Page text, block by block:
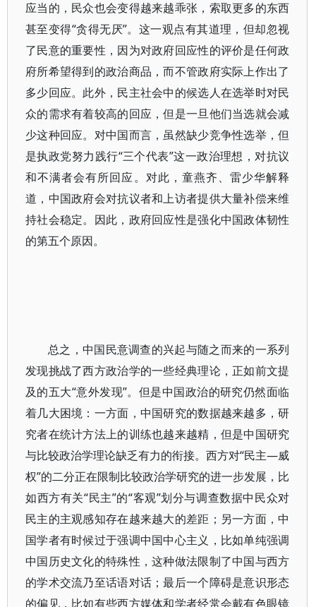
应当的，民众也会变得越来越乖张，索取更多的东西
甚至变得“贪得无厌”。这一观点有其道理，但却忽视
了民意的重要性，因为对政府回应性的评价是任何政
府所希望得到的政治商品，而不管政府实际上作出了
多少回应。此外，民主社会中的候选人在选举时对民
众的需求有着较高的回应，但是一旦他们当选就会减
少这种回应。对中国而言，虽然缺少竞争性选举，但
是执政党努力践行“三个代表”这一政治理想，对抗议
和不满者会有所回应。对此，童燕齐、雷少华解释
道，中国政府会对抗议者和上访者提供大量补偿来维
持社会稳定。因此，政府回应性是强化中国政体韧性
的第五个原因。
总之，中国民意调查的兴起与随之而来的一系列
发现挑战了西方政治学的一些经典理论，正如前文提
及的五大“意外发现”。但是中国政治的研究仍然面临
着几大困境：一方面，中国研究的数据越来越多，研
究者在统计方法上的训练也越来越精，但是中国研究
与比较政治学理论缺乏有力的衔接。西方对“民主—威
权”的二分正在限制比较政治学研究的进一步发展，比
如西方有关“民主”的“客观”划分与调查数据中民众对
民主的主观感知存在越来越大的差距；另一方面，中
国学者有时候过于强调中国中心主义，比如单纯强调
中国历史文化的特殊性，这种做法限制了中国与西方
的学术交流乃至话语对话；最后一个障碍是意识形态
的偏见，比如有些西方媒体和学者经常会戴有色眼镜